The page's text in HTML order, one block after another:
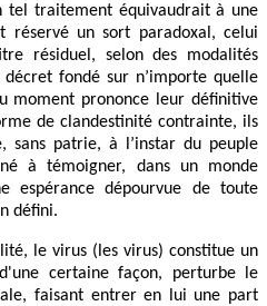
tel traitement équivaudrait à une
un sort paradoxal, celui
résiduel, selon des modalités
fondé sur n’importe quelle
moment prononce leur définitive
de clandestinité contrainte, ils
sans patrie, à l’instar du peuple
à témoigner, dans un monde
espérance dépourvue de toute
défini.
le virus (les virus) constitue un
certaine façon, perturbe le
faisant entrer en lui une part